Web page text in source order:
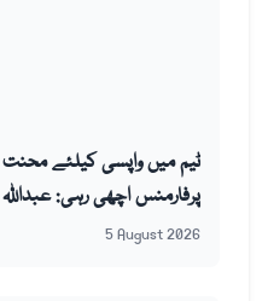
ٹیم میں واپسی کیلئے
پرفارمنس اچھی رہی:
5 August 2026